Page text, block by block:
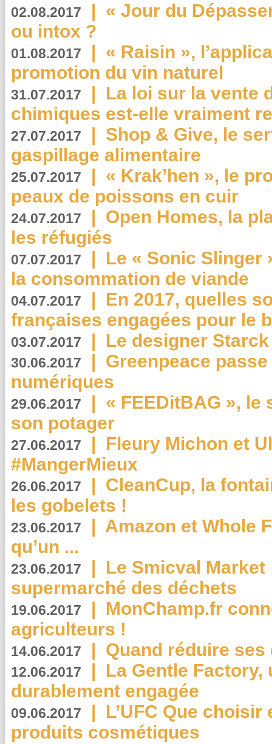
02.08.2017 | « Jour du
ou intox ?
01.08.2017 | « Raisin »,
promotion du vin naturel
31.07.2017 | La loi sur la vente
chimiques est-elle vraiment
27.07.2017 | Shop & Give, le
gaspillage alimentaire
25.07.2017 | « Krak’hen », le
peaux de poissons en cuir
24.07.2017 | Open Homes, la
les réfugiés
07.07.2017 | Le « Sonic Slinger
la consommation de viande
04.07.2017 | En 2017, quelles
françaises engagées pour le
03.07.2017 | Le designer
30.06.2017 | Greenpeace
numériques
29.06.2017 | « FEEDitBAG », le
son potager
27.06.2017 | Fleury Michon et
#MangerMieux
26.06.2017 | CleanCup, la
les gobelets !
23.06.2017 | Amazon et Whole
qu’un ...
23.06.2017 | Le Smicval
supermarché des déchets
19.06.2017 | MonChamp.fr
agriculteurs !
14.06.2017 | Quand réduire
12.06.2017 | La Gentle
durablement engagée
09.06.2017 | L’UFC Que
produits cosmétiques